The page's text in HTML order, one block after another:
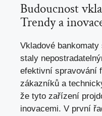
Budoucnost
Trendy a
Vkladové
staly
efektivní spravování
zákazníků a
že tyto zařízení
inovacemi. V první